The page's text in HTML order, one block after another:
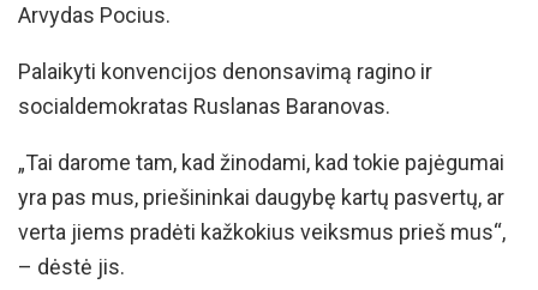
Arvydas Pocius.
Palaikyti konvencijos denonsavimą ragino ir
socialdemokratas Ruslanas Baranovas.
„Tai darome tam, kad žinodami, kad tokie pajėgumai
yra pas mus, priešininkai daugybę kartų pasvertų, ar
verta jiems pradėti kažkokius veiksmus prieš mus“,
– dėstė jis.